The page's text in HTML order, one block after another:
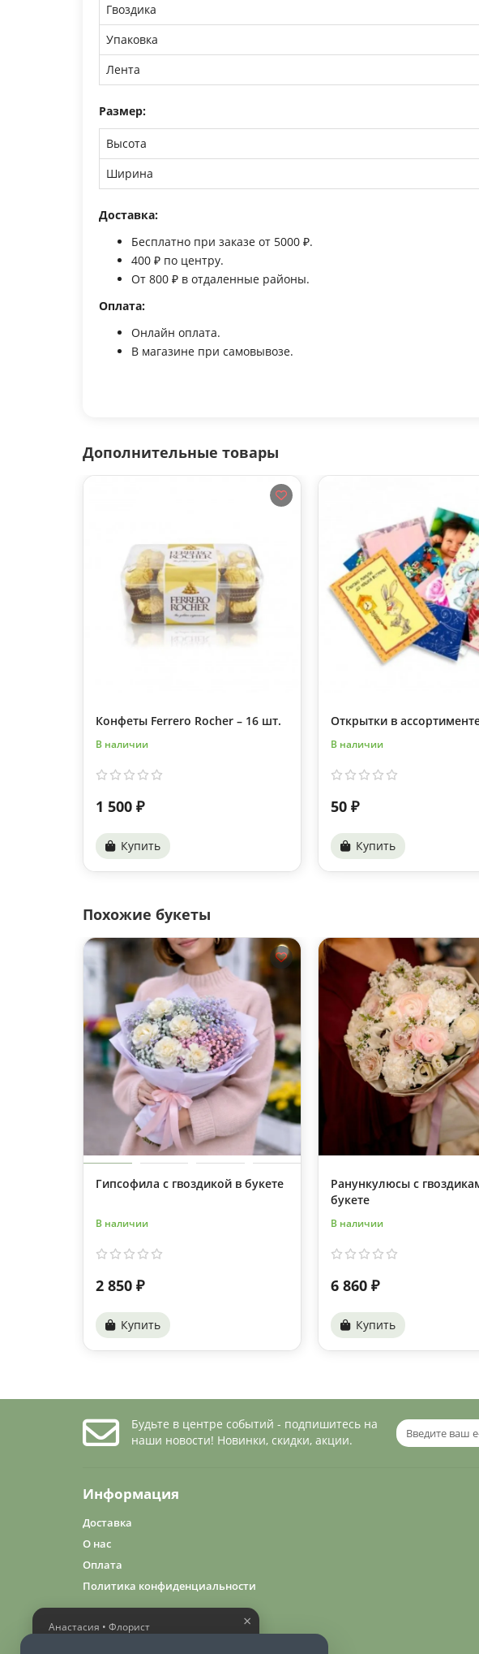
Гвоздика
Упаковка
Лента
Размер:
Высота
Ширина
Доставка:
Бесплатно при заказе от 5000 ₽.
400 ₽ по центру.
От 800 ₽ в отдаленные районы.
Оплата:
Онлайн оплата.
В магазине при самовывозе.
Дополнительные товары
Конфеты Ferrero Rocher – 16 шт.
В наличии
1 500 ₽
Купить
Открытки в
В наличии
50 ₽
Купить
Похожие букеты
Гипсофила с гвоздикой в букете
В наличии
2 850 ₽
Купить
Ранункулюсы с
букете
В наличии
6 860 ₽
Купить
Будьте в центре событий - подпишитесь на
наши новости! Новинки, скидки, акции.
Информация
Доставка
О нас
Оплата
Политика конфиденциальности
×
Анастасия • Флорист